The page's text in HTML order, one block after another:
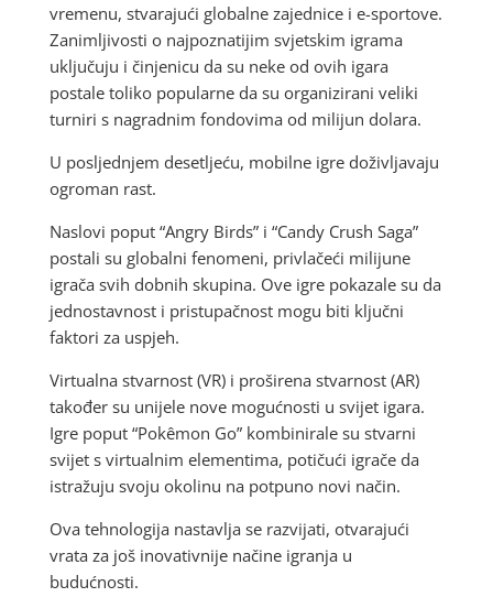
vremenu, stvarajući globalne zajednice i e-sportove.
Zanimljivosti o najpoznatijim svjetskim igrama
uključuju i činjenicu da su neke od ovih igara
postale toliko popularne da su organizirani veliki
turniri s nagradnim fondovima od milijun dolara.
U posljednjem desetljeću, mobilne igre doživljavaju
ogroman rast.
Naslovi poput “Angry Birds” i “Candy Crush Saga”
postali su globalni fenomeni, privlačeći milijune
igrača svih dobnih skupina. Ove igre pokazale su da
jednostavnost i pristupačnost mogu biti ključni
faktori za uspjeh.
Virtualna stvarnost (VR) i proširena stvarnost (AR)
također su unijele nove mogućnosti u svijet igara.
Igre poput “Pokêmon Go” kombinirale su stvarni
svijet s virtualnim elementima, potičući igrače da
istražuju svoju okolinu na potpuno novi način.
Ova tehnologija nastavlja se razvijati, otvarajući
vrata za još inovativnije načine igranja u
budućnosti.